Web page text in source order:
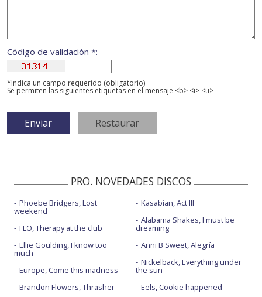
Código de validación *:
*Indica un campo requerido (obligatorio)
Se permiten las siguientes etiquetas en el mensaje <b> <i> <u>
PRO. NOVEDADES DISCOS
Phoebe Bridgers, Lost
weekend
FLO, Therapy at the club
Ellie Goulding, I know too
much
Europe, Come this madness
Brandon Flowers, Thrasher
Kasabian, Act III
Alabama Shakes, I must be
dreaming
Anni B Sweet, Alegría
Nickelback, Everything under
the sun
Eels, Cookie happened